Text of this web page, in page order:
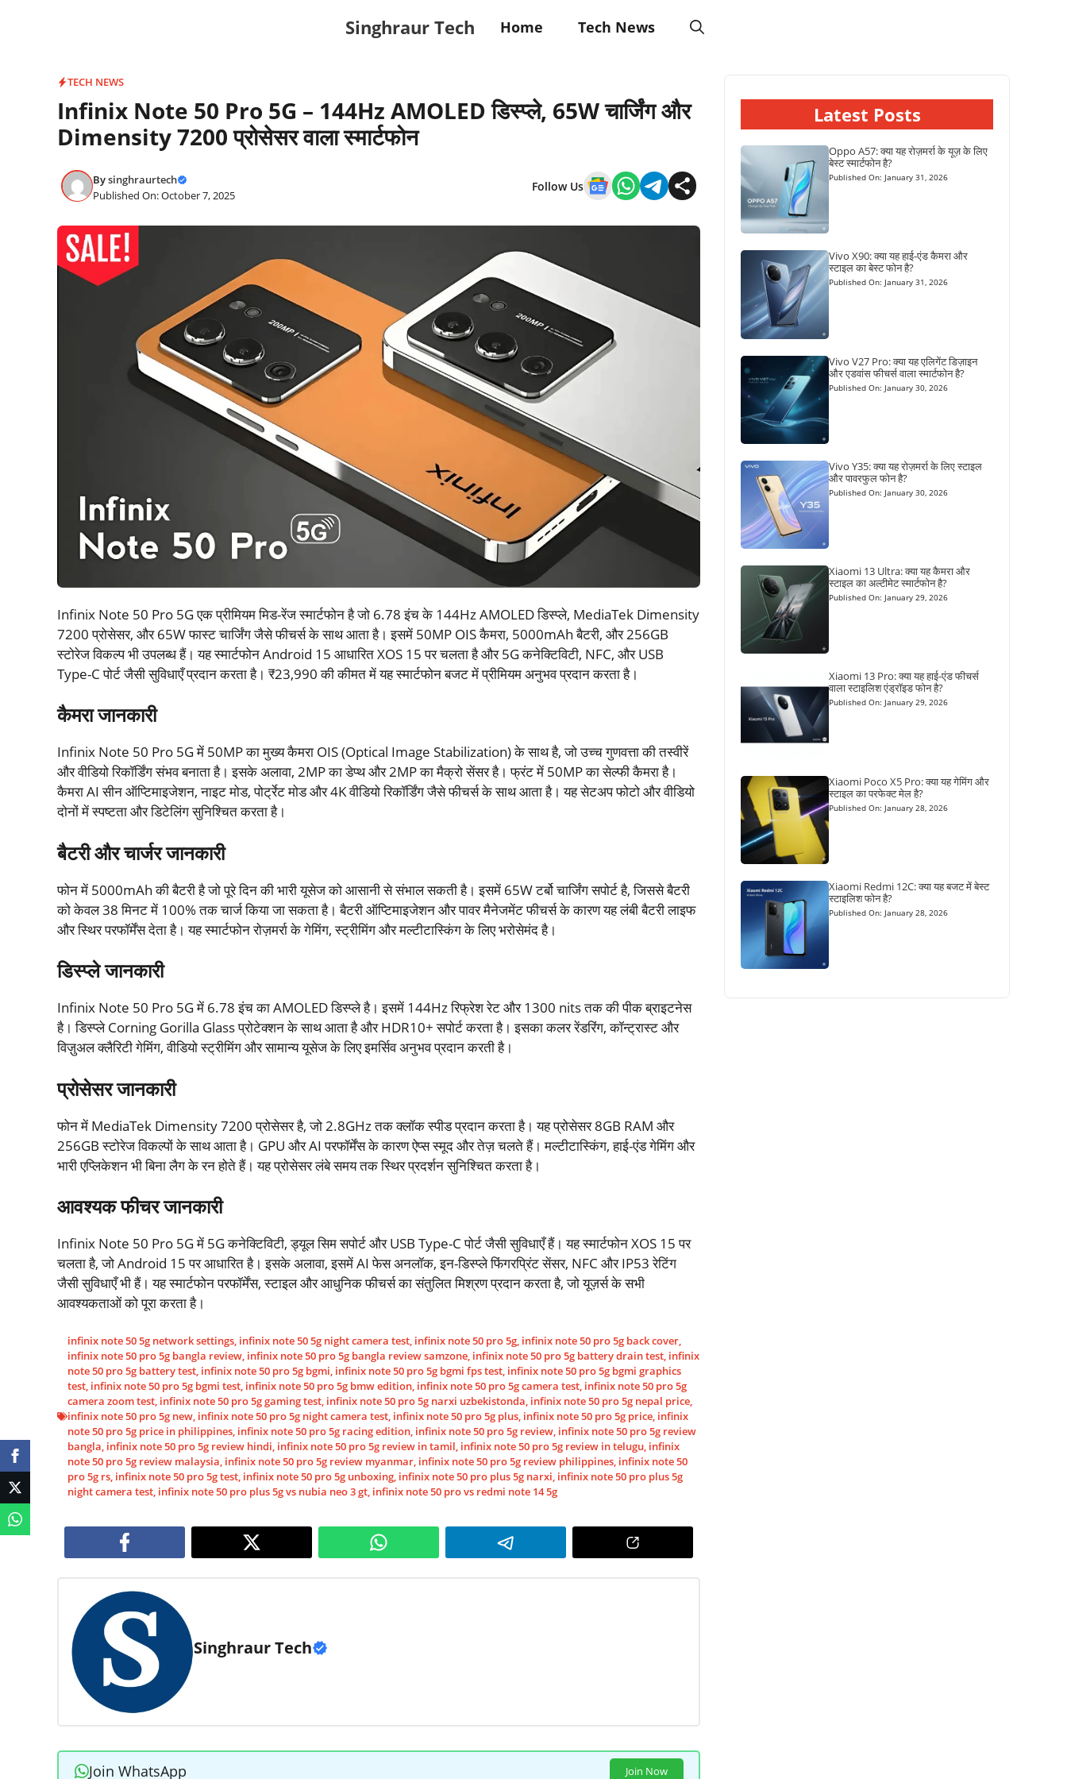
Singhraur Tech Home Tech News
TECH NEWS
Infinix Note 50 Pro 5G – 144Hz AMOLED डिस्प्ले, 65W चार्जिंग और
Dimensity 7200 प्रोसेसर वाला स्मार्टफोन
Bysinghraurtech
Published On: October 7, 2025
Follow Us
Infinix Note 50 Pro 5G एक प्रीमियम मिड-रेंज स्मार्टफोन है जो 6.78 इंच के 144Hz AMOLED डिस्प्ले, MediaTek Dimensity
7200 प्रोसेसर, और 65W फास्ट चार्जिंग जैसे फीचर्स के साथ आता है। इसमें 50MP OIS कैमरा, 5000mAh बैटरी, और 256GB
स्टोरेज विकल्प भी उपलब्ध हैं। यह स्मार्टफोन Android 15 आधारित XOS 15 पर चलता है और 5G कनेक्टिविटी, NFC, और USB
Type-C पोर्ट जैसी सुविधाएँ प्रदान करता है। ₹23,990 की कीमत में यह स्मार्टफोन बजट में प्रीमियम अनुभव प्रदान करता है।
कैमरा जानकारी
Infinix Note 50 Pro 5G में 50MP का मुख्य कैमरा OIS (Optical Image Stabilization) के साथ है, जो उच्च गुणवत्ता की तस्वीरें
और वीडियो रिकॉर्डिंग संभव बनाता है। इसके अलावा, 2MP का डेप्थ और 2MP का मैक्रो सेंसर है। फ्रंट में 50MP का सेल्फी कैमरा है।
कैमरा AI सीन ऑप्टिमाइजेशन, नाइट मोड, पोर्ट्रेट मोड और 4K वीडियो रिकॉर्डिंग जैसे फीचर्स के साथ आता है। यह सेटअप फोटो और वीडियो
दोनों में स्पष्टता और डिटेलिंग सुनिश्चित करता है।
बैटरी और चार्जर जानकारी
फोन में 5000mAh की बैटरी है जो पूरे दिन की भारी यूसेज को आसानी से संभाल सकती है। इसमें 65W टर्बो चार्जिंग सपोर्ट है, जिससे बैटरी
को केवल 38 मिनट में 100% तक चार्ज किया जा सकता है। बैटरी ऑप्टिमाइजेशन और पावर मैनेजमेंट फीचर्स के कारण यह लंबी बैटरी लाइफ
और स्थिर परफॉर्मेंस देता है। यह स्मार्टफोन रोज़मर्रा के गेमिंग, स्ट्रीमिंग और मल्टीटास्किंग के लिए भरोसेमंद है।
डिस्प्ले जानकारी
Infinix Note 50 Pro 5G में 6.78 इंच का AMOLED डिस्प्ले है। इसमें 144Hz रिफ्रेश रेट और 1300 nits तक की पीक ब्राइटनेस
है। डिस्प्ले Corning Gorilla Glass प्रोटेक्शन के साथ आता है और HDR10+ सपोर्ट करता है। इसका कलर रेंडरिंग, कॉन्ट्रास्ट और
विज़ुअल क्लैरिटी गेमिंग, वीडियो स्ट्रीमिंग और सामान्य यूसेज के लिए इमर्सिव अनुभव प्रदान करती है।
प्रोसेसर जानकारी
फोन में MediaTek Dimensity 7200 प्रोसेसर है, जो 2.8GHz तक क्लॉक स्पीड प्रदान करता है। यह प्रोसेसर 8GB RAM और
256GB स्टोरेज विकल्पों के साथ आता है। GPU और AI परफॉर्मेंस के कारण ऐप्स स्मूद और तेज़ चलते हैं। मल्टीटास्किंग, हाई-एंड गेमिंग और
भारी एप्लिकेशन भी बिना लैग के रन होते हैं। यह प्रोसेसर लंबे समय तक स्थिर प्रदर्शन सुनिश्चित करता है।
आवश्यक फीचर जानकारी
Infinix Note 50 Pro 5G में 5G कनेक्टिविटी, ड्यूल सिम सपोर्ट और USB Type-C पोर्ट जैसी सुविधाएँ हैं। यह स्मार्टफोन XOS 15 पर
चलता है, जो Android 15 पर आधारित है। इसके अलावा, इसमें AI फेस अनलॉक, इन-डिस्प्ले फिंगरप्रिंट सेंसर, NFC और IP53 रेटिंग
जैसी सुविधाएँ भी हैं। यह स्मार्टफोन परफॉर्मेंस, स्टाइल और आधुनिक फीचर्स का संतुलित मिश्रण प्रदान करता है, जो यूज़र्स के सभी
आवश्यकताओं को पूरा करता है।
infinix note 50 5g network settings, infinix note 50 5g night camera test, infinix note 50 pro 5g, infinix note 50 pro 5g back cover,
infinix note 50 pro 5g bangla review, infinix note 50 pro 5g bangla review samzone, infinix note 50 pro 5g battery drain test, infinix
note 50 pro 5g battery test, infinix note 50 pro 5g bgmi, infinix note 50 pro 5g bgmi fps test, infinix note 50 pro 5g bgmi graphics
test, infinix note 50 pro 5g bgmi test, infinix note 50 pro 5g bmw edition, infinix note 50 pro 5g camera test, infinix note 50 pro 5g
camera zoom test, infinix note 50 pro 5g gaming test, infinix note 50 pro 5g narxi uzbekistonda, infinix note 50 pro 5g nepal price,
infinix note 50 pro 5g new, infinix note 50 pro 5g night camera test, infinix note 50 pro 5g plus, infinix note 50 pro 5g price, infinix
note 50 pro 5g price in philippines, infinix note 50 pro 5g racing edition, infinix note 50 pro 5g review, infinix note 50 pro 5g review
bangla, infinix note 50 pro 5g review hindi, infinix note 50 pro 5g review in tamil, infinix note 50 pro 5g review in telugu, infinix
note 50 pro 5g review malaysia, infinix note 50 pro 5g review myanmar, infinix note 50 pro 5g review philippines, infinix note 50
pro 5g rs, infinix note 50 pro 5g test, infinix note 50 pro 5g unboxing, infinix note 50 pro plus 5g narxi, infinix note 50 pro plus 5g
night camera test, infinix note 50 pro plus 5g vs nubia neo 3 gt, infinix note 50 pro vs redmi note 14 5g
Singhraur Tech
Join WhatsApp Join Now
Latest Posts
Oppo A57: क्या यह रोज़मर्रा के यूज़ के लिए
बेस्ट स्मार्टफोन है?
Published On: January 31, 2026
Vivo X90: क्या यह हाई-एंड कैमरा और
स्टाइल का बेस्ट फोन है?
Published On: January 31, 2026
Vivo V27 Pro: क्या यह एलिगेंट डिज़ाइन
और एडवांस फीचर्स वाला स्मार्टफोन है?
Published On: January 30, 2026
Vivo Y35: क्या यह रोज़मर्रा के लिए स्टाइल
और पावरफुल फोन है?
Published On: January 30, 2026
Xiaomi 13 Ultra: क्या यह कैमरा और
स्टाइल का अल्टीमेट स्मार्टफोन है?
Published On: January 29, 2026
Xiaomi 13 Pro: क्या यह हाई-एंड फीचर्स
वाला स्टाइलिश एंड्रॉइड फोन है?
Published On: January 29, 2026
Xiaomi Poco X5 Pro: क्या यह गेमिंग और
स्टाइल का परफेक्ट मेल है?
Published On: January 28, 2026
Xiaomi Redmi 12C: क्या यह बजट में बेस्ट
स्टाइलिश फोन है?
Published On: January 28, 2026